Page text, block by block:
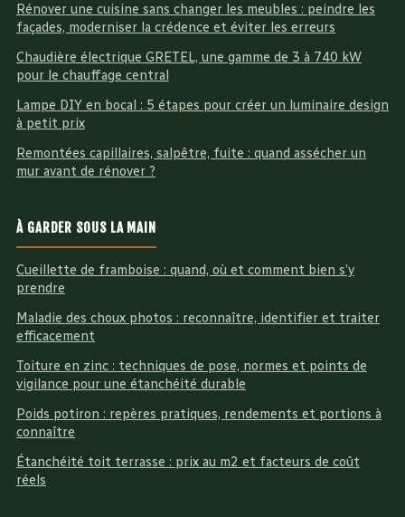
Rénover une cuisine sans changer les meubles : peindre les
façades, moderniser la crédence et éviter les erreurs
Chaudière électrique GRETEL, une gamme de 3 à 740 kW
pour le chauffage central
Lampe DIY en bocal : 5 étapes pour créer un luminaire design
à petit prix
Remontées capillaires, salpêtre, fuite : quand assécher un
mur avant de rénover ?
À GARDER SOUS LA MAIN
Cueillette de framboise : quand, où et comment bien s’y
prendre
Maladie des choux photos : reconnaître, identifier et traiter
efficacement
Toiture en zinc : techniques de pose, normes et points de
vigilance pour une étanchéité durable
Poids potiron : repères pratiques, rendements et portions à
connaître
Étanchéité toit terrasse : prix au m2 et facteurs de coût
réels